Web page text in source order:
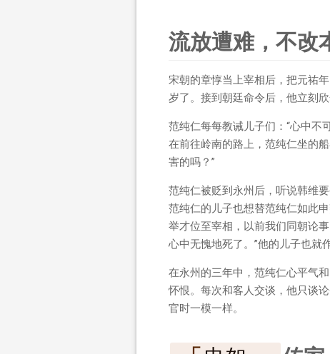
流放遭难，不改
宋朝的章惇当上宰相后，把元祐
岁了。接到朝廷命令后，他立刻欣
范纯仁每每教诫儿子们：“心中不
在前往岭南的路上，范纯仁坐的
害的吗？”
范纯仁被贬到永州后，听说韩维
范纯仁的儿子也想替范纯仁如此
举才位至宰相，以前我们同朝论
心中无愧地死了。”他的儿子也就
在永州的三年中，范纯仁心平气
怀恨。每次和客人交谈，他只谈
官时一模一样。